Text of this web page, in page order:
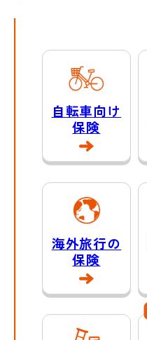
自転車向け
保険
海外旅行の
保険